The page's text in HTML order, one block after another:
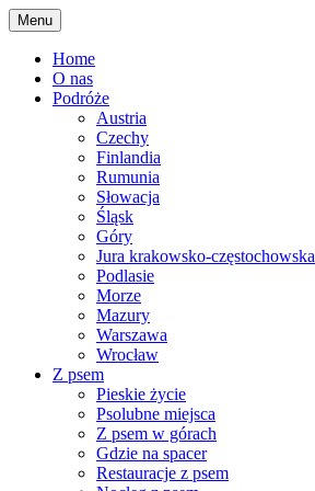
Skip
to
content
Menu
Home
O nas
Podróże
Austria
Czechy
Finlandia
Rumunia
Słowacja
Śląsk
Góry
Jura krakowsko-częstochowska
Podlasie
Morze
Mazury
Warszawa
Wrocław
Z psem
Pieskie życie
Psolubne miejsca
Z psem w górach
Gdzie na spacer
Restauracje z psem